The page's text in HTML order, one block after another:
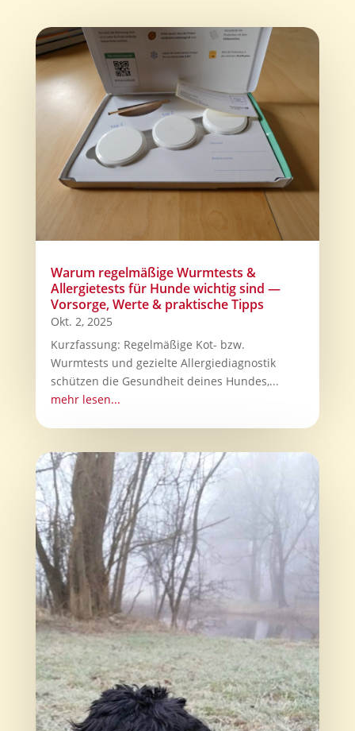
Warum regelmäßige Wurmtests &
Allergietests für Hunde wichtig sind —
Vorsorge, Werte & praktische Tipps
Okt. 2, 2025
Kurzfassung: Regelmäßige Kot- bzw.
Wurmtests und gezielte Allergiediagnostik
schützen die Gesundheit deines Hundes,...
mehr lesen...